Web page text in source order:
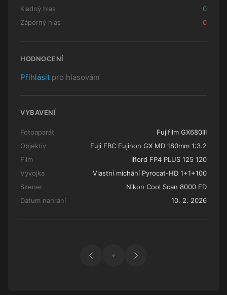
Kladný hlas
0
Záporný hlas
0
HODNOCENÍ
Přihlásit pro hlasování
VYBAVENÍ
Fotoaparát
Fujifilm GX680III
Objektiv
Fuji EBC Fujinon GX MD 180mm 1:3.2
Film
Ilford FP4 PLUS 125 120
Vývojka
Vlastní míchání Pyrocat-HD 1+1+100
Skener
Nikon Cool Scan 8000 ED
Datum nahrání
10. 2. 2026